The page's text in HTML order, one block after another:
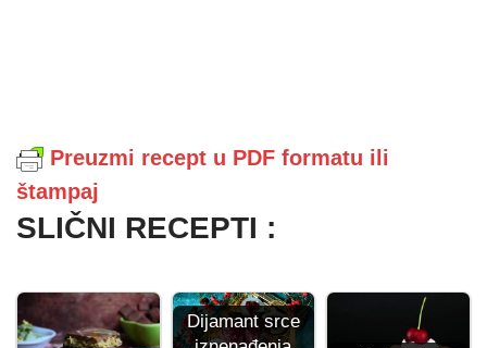
Preuzmi recept u PDF formatu ili
štampaj
SLIČNI RECEPTI :
Dijamant srce